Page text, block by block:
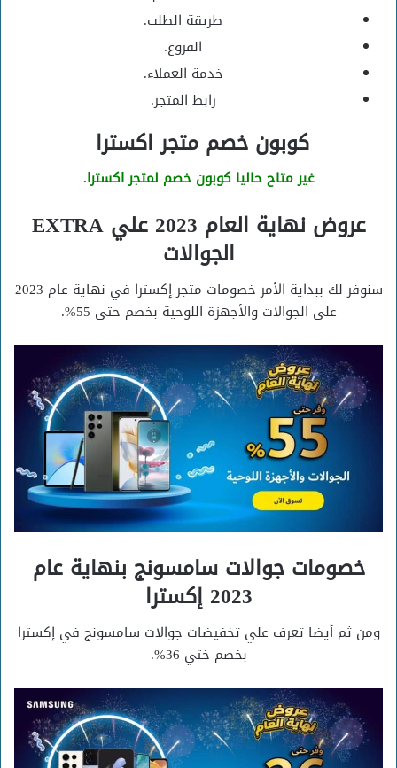
طريقة الطلب.
الفروع.
خدمة العملاء.
رابط المتجر.
كوبون خصم متجر اكسترا
غير متاح حاليا كوبون خصم لمتجر اكسترا.
عروض نهاية العام 2023 علي EXTRA
الجوالات
سنوفر لك ببداية الأمر خصومات متجر إكسترا في نهاية عام 2023
علي الجوالات والأجهزة اللوحية بخصم حتي 55%.
خصومات جوالات سامسونج بنهاية عام
2023 إكسترا
ومن ثم أيضا تعرف علي تخفيضات جوالات سامسونج في إكسترا
بخصم ختي 36%.